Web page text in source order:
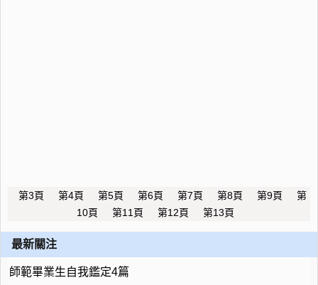
第3頁 第4頁 第5頁 第6頁 第7頁 第8頁 第9頁
第
10頁
第11頁 第12頁 第13頁
最新關注
師範畢業生自我鑑定4篇